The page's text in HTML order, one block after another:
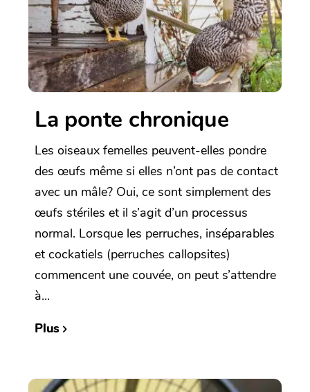
La ponte chronique
Les oiseaux femelles peuvent-elles pondre
des œufs même si elles n’ont pas de contact
avec un mâle? Oui, ce sont simplement des
œufs stériles et il s’agit d’un processus
normal. Lorsque les perruches, inséparables
et cockatiels (perruches callopsites)
commencent une couvée, on peut s’attendre
à...
Plus